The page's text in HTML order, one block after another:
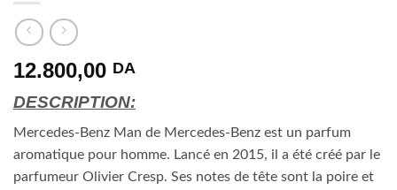
12.800,00 DA
DESCRIPTION:
Mercedes-Benz Man de Mercedes-Benz est un parfum
aromatique pour homme. Lancé en 2015, il a été créé par le
parfumeur Olivier Cresp. Ses notes de tête sont la poire et